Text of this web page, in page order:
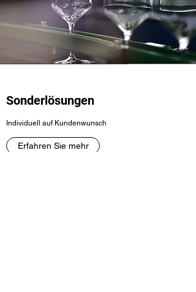
Sonderlösungen
Individuell auf Kundenwunsch
Erfahren Sie mehr